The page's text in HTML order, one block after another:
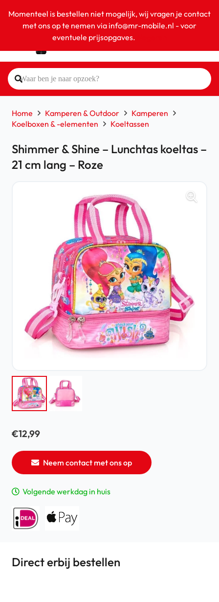
Momenteel is bestellen niet mogelijk, wij vragen je contact
met ons op te nemen via info@mr-mobile.nl - voor
eventuele prijsopgaves.
Home Kamperen & Outdoor
Kamperen
Koelboxen & -elementen
Koeltassen
Shimmer & Shine – Lunchtas koeltas –
21 cm lang – Roze
€12,99
Neem contact met ons op
Volgende werkdag in huis
Direct erbij bestellen